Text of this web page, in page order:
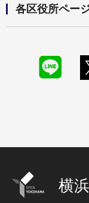
各区役所ペー
横